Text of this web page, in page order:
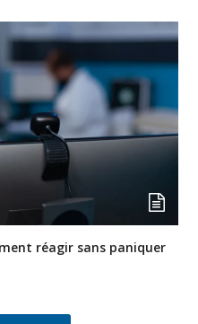
réagir sans paniquer